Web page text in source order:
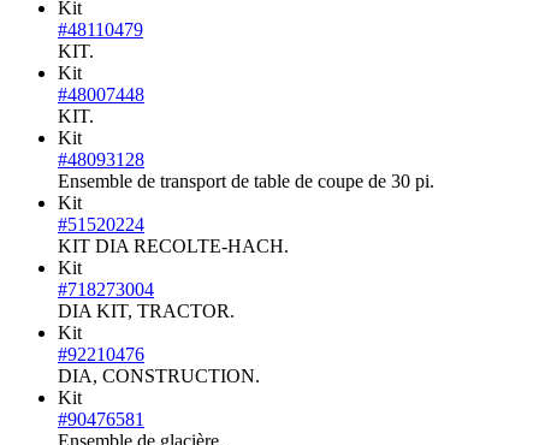
Kit
#48110479
KIT.
Kit
#48007448
KIT.
Kit
#48093128
Ensemble de transport de table de coupe de 30 pi.
Kit
#51520224
KIT DIA RECOLTE-HACH.
Kit
#718273004
DIA KIT, TRACTOR.
Kit
#92210476
DIA, CONSTRUCTION.
Kit
#90476581
Ensemble de glacière.